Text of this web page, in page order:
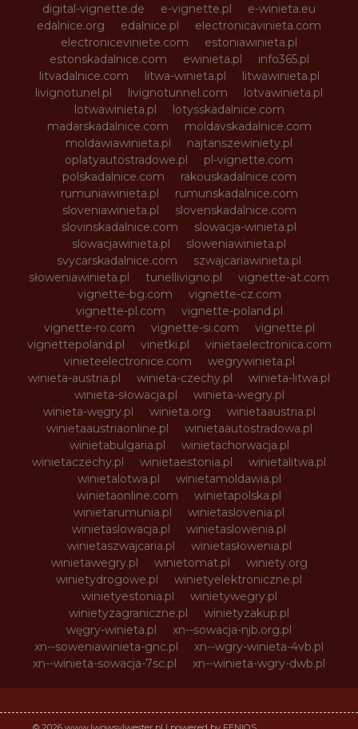
digital-vignette.de
e-vignette.pl
e-winieta.eu
edalnice.org
edalnice.pl
electronicavinieta.com
electroniceviniete.com
estoniawinieta.pl
estonskadalnice.com
ewinieta.pl
info365.pl
litvadalnice.com
litwa-winieta.pl
litwawinieta.pl
livignotunel.pl
livignotunnel.com
lotvawinieta.pl
lotwawinieta.pl
lotysskadalnice.com
madarskadalnice.com
moldavskadalnice.com
moldawiawinieta.pl
najtanszewiniety.pl
oplatyautostradowe.pl
pl-vignette.com
polskadalnice.com
rakouskadalnice.com
rumuniawinieta.pl
rumunskadalnice.com
sloveniawinieta.pl
slovenskadalnice.com
slovinskadalnice.com
slowacja-winieta.pl
slowacjawinieta.pl
sloweniawinieta.pl
svycarskadalnice.com
szwajcariawinieta.pl
słoweniawinieta.pl
tunellivigno.pl
vignette-at.com
vignette-bg.com
vignette-cz.com
vignette-pl.com
vignette-poland.pl
vignette-ro.com
vignette-si.com
vignette.pl
vignettepoland.pl
vinetki.pl
vinietaelectronica.com
vinieteelectronice.com
wegrywinieta.pl
winieta-austria.pl
winieta-czechy.pl
winieta-litwa.pl
winieta-słowacja.pl
winieta-wegry.pl
winieta-węgry.pl
winieta.org
winietaaustria.pl
winietaaustriaonline.pl
winietaautostradowa.pl
winietabulgaria.pl
winietachorwacja.pl
winietaczechy.pl
winietaestonia.pl
winietalitwa.pl
winietalotwa.pl
winietamoldawia.pl
winietaonline.com
winietapolska.pl
winietarumunia.pl
winietaslovenia.pl
winietaslowacja.pl
winietaslowenia.pl
winietaszwajcaria.pl
winietasłowenia.pl
winietawegry.pl
winietomat.pl
winiety.org
winietydrogowe.pl
winietyelektroniczne.pl
winietyestonia.pl
winietywegry.pl
winietyzagraniczne.pl
winietyzakup.pl
węgry-winieta.pl
xn--sowacja-njb.org.pl
xn--soweniawinieta-gnc.pl
xn--wgry-winieta-4vb.pl
xn--winieta-sowacja-7sc.pl
xn--winieta-wgry-dwb.pl